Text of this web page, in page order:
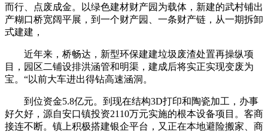
而行、点废成金。以绿色建材财产园为载体，新建的武村铺出
产糊口桥宽阔平展，到一个财产园、一条财产链，从一期拆卸
式建建，
近年来，桥畅达，新型环保建建垃圾废渣处置再操纵项
目，园区二铺设排洪涵管和明渠，建成后将实正实现变废为
宝。“以前大车进出得钻高速涵洞。
到位资金5.8亿元。到现在结构3D打印和陶瓷加工，办事
好欠好，源自安口镇投资2110万元实施的根本设备项目。客商
接连不断。镇上积极搭建银企平台，又正在本地避险搬家、商